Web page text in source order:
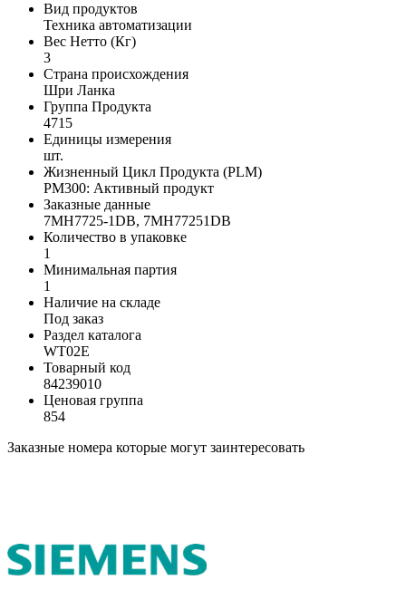
Вид продуктов
Техника автоматизации
Вес Нетто (Кг)
3
Страна происхождения
Шри Ланка
Группа Продукта
4715
Единицы измерения
шт.
Жизненный Цикл Продукта (PLM)
PM300: Активный продукт
Заказные данные
7MH7725-1DB, 7MH77251DB
Количество в упаковке
1
Минимальная партия
1
Наличие на складе
Под заказ
Раздел каталога
WT02E
Товарный код
84239010
Ценовая группа
854
Заказные номера которые могут заинтересовать